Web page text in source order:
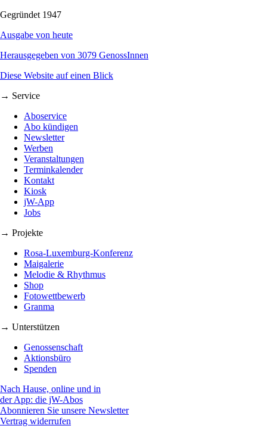
Gegründet 1947
Ausgabe von heute
Herausgegeben von 3079 GenossInnen
Diese Website auf einen Blick
→ Service
Aboservice
Abo kündigen
Newsletter
Werben
Veranstaltungen
Terminkalender
Kontakt
Kiosk
jW-App
Jobs
→ Projekte
Rosa-Luxemburg-Konferenz
Maigalerie
Melodie & Rhythmus
Shop
Fotowettbewerb
Granma
→ Unterstützen
Genossenschaft
Aktionsbüro
Spenden
Nach Hause, online und in
der App: die jW-Abos
Abonnieren Sie unsere Newsletter
Vertrag widerrufen